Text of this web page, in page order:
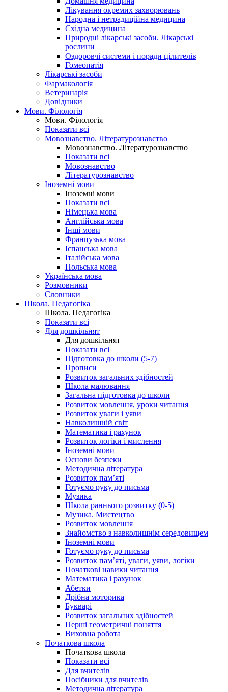
Лікування окремих захворювань
Народна і нетрадиційна медицина
Східна медицина
Природні лікарські засоби. Лікарські
рослини
Оздоровчі системи і поради цілителів
Гомеопатія
Лікарські засоби
Фармакологія
Ветеринарія
Довідники
Мови. Філологія
Мови. Філологія
Показати всі
Мовознавство. Літературознавство
Мовознавство. Літературознавство
Показати всі
Мовознавство
Літературознавство
Іноземні мови
Іноземні мови
Показати всі
Німецька мова
Англійська мова
Інші мови
Французька мова
Іспанська мова
Італійська мова
Польська мова
Українська мова
Розмовники
Словники
Школа. Педагогіка
Школа. Педагогіка
Показати всі
Для дошкільнят
Для дошкільнят
Показати всі
Підготовка до школи (5-7)
Прописи
Розвиток загальних здібностей
Школа малювання
Загальна підготовка до школи
Розвиток мовлення, уроки читання
Розвиток уваги і уяви
Навколишній світ
Математика і рахунок
Розвиток логіки і мислення
Іноземні мови
Основи безпеки
Методична література
Розвиток пам’яті
Готуємо руку до письма
Музика
Школа раннього розвитку (0-5)
Музика. Мистецтво
Розвиток мовлення
Знайомство з навколишнім середовищем
Іноземні мови
Готуємо руку до письма
Розвиток пам’яті, уваги, уяви, логіки
Початкові навики читання
Математика і рахунок
Абетки
Дрібна моторика
Букварі
Розвиток загальних здібностей
Перші геометричні поняття
Виховна робота
Початкова школа
Початкова школа
Показати всі
Для вчителів
Посібники для вчителів
Методична література